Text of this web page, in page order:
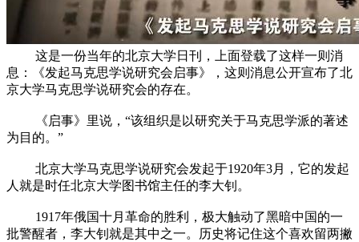
这是一份当年的北京大学日刊，上面登载了这样一则消
息：《发起马克思学说研究会启事》，这则消息公开宣布了北
京大学马克思学说研究会的存在。
《启事》里说，“该组织是以研究关于马克思学派的著述
为目的。”
北京大学马克思学说研究会发起于1920年3月，它的发起
人就是时任北京大学图书馆主任的李大钊。
1917年俄国十月革命的胜利，极大触动了黑暗中国的一
批警醒者，李大钊就是其中之一。历史将记住这个喜欢留两撇